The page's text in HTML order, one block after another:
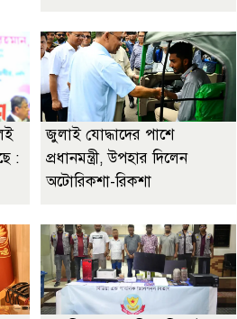
:
জুলাই যোদ্ধাদের পাশে
প্রধানমন্ত্রী, উপহার দিলেন
অটোরিকশা-রিকশা